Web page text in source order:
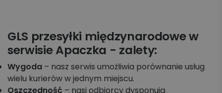
GLS przesyłki międzynarodowe w
serwisie Apaczka - zalety:
Wygoda – nasz serwis umożliwia porównanie usług
wielu kurierów w jednym miejscu.
Oszczędność – nasi odbiorcy dysponują